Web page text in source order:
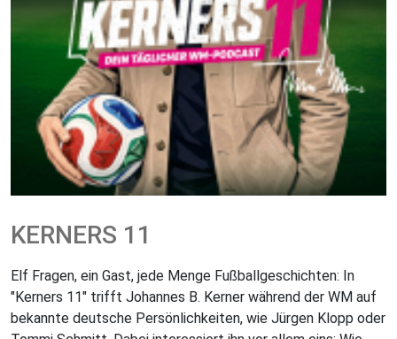
KERNERS 11
Elf Fragen, ein Gast, jede Menge Fußballgeschichten: In
"Kerners 11" trifft Johannes B. Kerner während der WM auf
bekannte deutsche Persönlichkeiten, wie Jürgen Klopp oder